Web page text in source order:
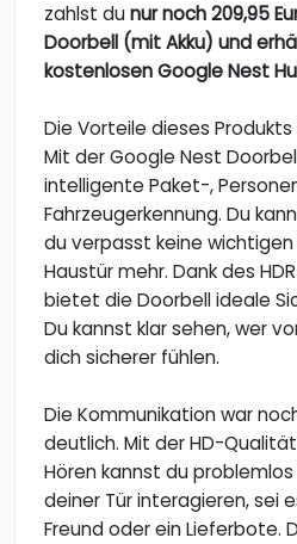
zahlst dunur noch 209,95
Doorbell (mit Akku) und
kostenlosen Google Nest
Die Vorteile dieses
Mit der Google Nest
intelligente Paket-,
Fahrzeugerkennung. Du
du verpasst keine wichtigen
Haustür mehr. Dank des
bietet die Doorbell ideale
Du kannst klar sehen, wer
dich sicherer fühlen.
Die Kommunikation war
deutlich. Mit der HD-
Hören kannst du
deiner Tür interagieren, sei
Freund oder ein Lieferbote.